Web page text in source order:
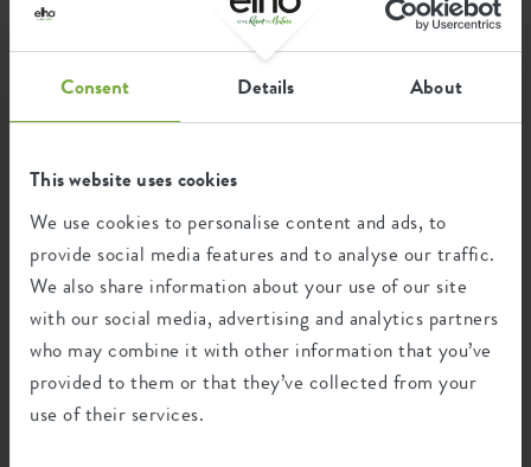
Consent Details About
This website uses cookies
We use cookies to personalise content and ads, to
provide social media features and to analyse our traffic.
We also share information about your use of our site
with our social media, advertising and analytics partners
who may combine it with other information that you’ve
provided to them or that they’ve collected from your
use of their services.
SKU 4121401613300
vertes partagées avec le hashtag #elho.